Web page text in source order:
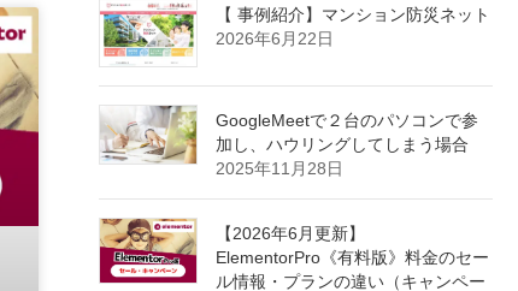
【 事例紹介】マンション防災ネット
2026年6月22日
GoogleMeetで２台のパソコンで参
加し、ハウリングしてしまう場合
2025年11月28日
【2026年6月更新】
ElementorPro《有料版》料金のセー
ル情報・プランの違い（キャンペー